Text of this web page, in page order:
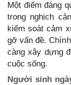
Một điểm đáng
trong nghịch
kiểm soát cảm
gỡ vấn đề.
càng xây dựng
cuộc sống.
Người sinh